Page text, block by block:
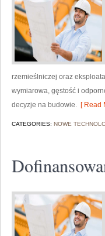
rzemieślniczej oraz
wymiarowa, gęstość i
decyzje na budowie. [ Read
CATEGORIES: NOWE